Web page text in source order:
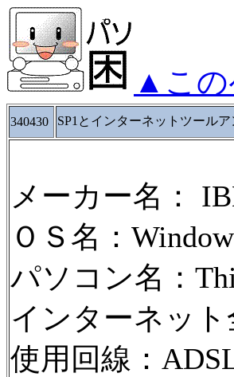
▲この
340430 SP1とインターネットツール
メーカー名：
ＯＳ名：
パソコン名：
インターネッ
使用回線：